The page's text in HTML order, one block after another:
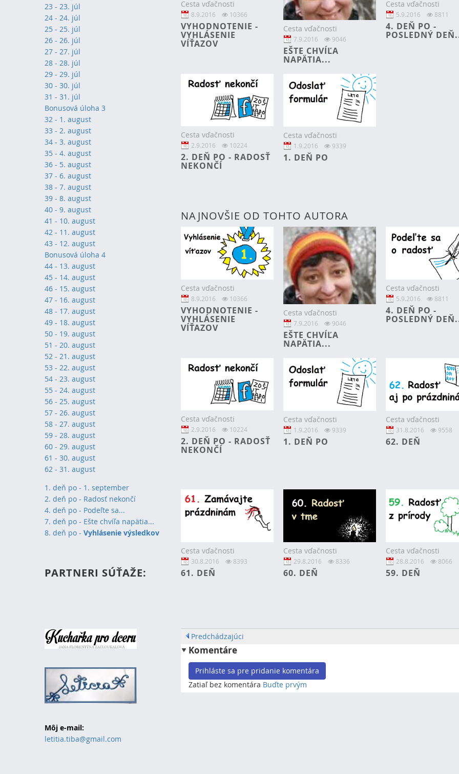
23 - 23. júl
24 - 24. júl
25 - 25. júl
26 - 26. júl
27 - 27. júl
28 - 28. júl
29 - 29. júl
30 - 30. júl
31 - 31. júl
Bonusová úloha 3
32 - 1. august
33 - 2. august
34 - 3. august
35 - 4. august
36 - 5. august
37 - 6. august
38 - 7. august
39 - 8. august
40 - 9. august
41 - 10. august
42 - 11. august
43 - 12. august
Bonusová úloha 4
44 - 13. august
45 - 14. august
46 - 15. august
47 - 16. august
48 - 17. august
49 - 18. august
50 - 19. august
51 - 20. august
52 - 21. august
53 - 22. august
54 - 23. august
55 - 24. august
56 - 25. august
57 - 26. august
58 - 27. august
59 - 28. august
60 - 29. august
61 - 30. august
62 - 31. august
1. deň po - 1. september
2. deň po - Radosť nekončí
4. deň po - Podeľte sa...
7. deň po - Ešte chvíľa napätia...
8. deň po - Vyhlásenie výsledkov
PARTNERI SÚŤAŽE:
Môj e-mail:
letitia.tiba@gmail.com
Cesta vďačnosti
8.9.2016 10366
VYHODNOTENIE -
VYHLÁSENIE
VÍŤAZOV
Cesta vďačnosti
7.9.2016 9046
EŠTE CHVÍĽA
NAPÄTIA...
Cesta vďačnosti
5.9.2016 8811
4. DEŇ PO -
POSLEDNÝ
Cesta vďačnosti
2.9.2016 10224
2. DEŇ PO - RADOSŤ
NEKONČÍ
Cesta vďačnosti
1.9.2016 9339
1. DEŇ PO
NAJNOVŠIE OD TOHTO AUTORA
Cesta vďačnosti
8.9.2016 10366
VYHODNOTENIE -
VYHLÁSENIE
VÍŤAZOV
Cesta vďačnosti
7.9.2016 9046
EŠTE CHVÍĽA
NAPÄTIA...
Cesta vďačnosti
5.9.2016 8811
4. DEŇ PO -
POSLEDNÝ
Cesta vďačnosti
2.9.2016 10224
2. DEŇ PO - RADOSŤ
NEKONČÍ
Cesta vďačnosti
1.9.2016 9339
1. DEŇ PO
Cesta vďačnosti
31.8.2016 9558
62. DEŇ
Cesta vďačnosti
30.8.2016 8393
61. DEŇ
Cesta vďačnosti
29.8.2016 8336
60. DEŇ
Cesta vďačnosti
28.8.2016 8066
59. DEŇ
Predchádzajúci
Komentáre
Prihláste sa pre pridanie komentára
Zatiaľ bez komentára Buďte prvým